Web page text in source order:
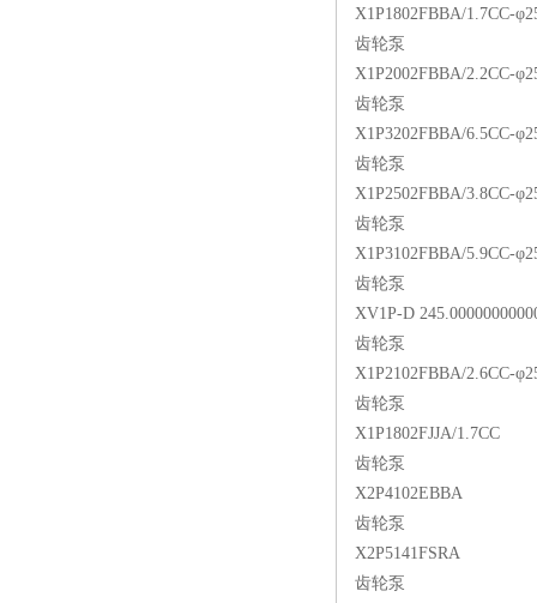
X1P1802FBBA/1.7CC-
齿轮泵
X1P2002FBBA/2.2CC-
齿轮泵
X1P3202FBBA/6.5CC-
齿轮泵
X1P2502FBBA/3.8CC-
齿轮泵
X1P3102FBBA/5.9CC-
齿轮泵
XV1P-D
齿轮泵
X1P2102FBBA/2.6CC-
齿轮泵
X1P1802FJJA/1.7CC
齿轮泵
X2P4102EBBA
齿轮泵
X2P5141FSRA
齿轮泵